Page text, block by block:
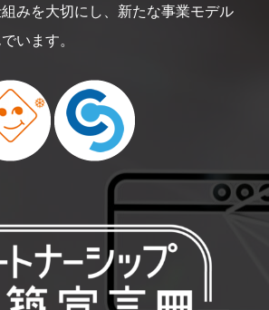
みを大切にし、新たな事業モデル
います。